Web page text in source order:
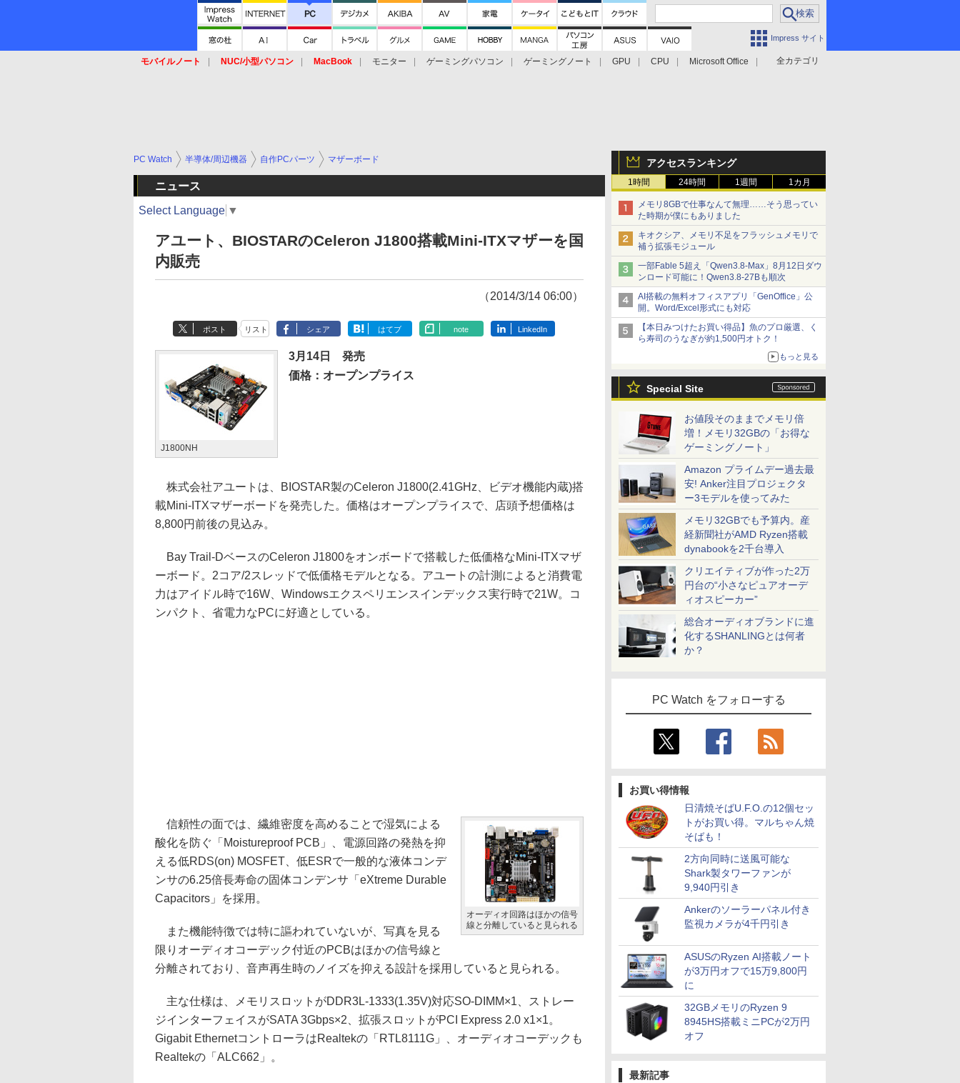
Impress サイト
全カテゴリ
モバイルノート NUC/小型パソコン MacBook モニター ゲーミングパソコン ゲーミングノート GPU CPU
Microsoft Office
アクセスランキング
1時間 24時間 1週間 1カ月
メモリ8GBで仕事なんて無理……そう思ってい
た時期が僕にもありました
キオクシア、メモリ不足をフラッシュメモリで
補う拡張モジュール
一部Fable 5超え「Qwen3.8-Max」8月12日ダウ
ンロード可能に！Qwen3.8-27Bも順次
AI搭載の無料オフィスアプリ「GenOffice」公
開。Word/Excel形式にも対応
【本日みつけたお買い得品】魚のプロ厳選、く
ら寿司のうなぎが約1,500円オトク！
もっと見る
Special Site
お値段そのままでメモリ倍
増！メモリ32GBの「お得な
ゲーミングノート」
Amazon プライムデー過去最
安! Anker注目プロジェクタ
ー3モデルを使ってみた
メモリ32GBでも予算内。産
経新聞社がAMD Ryzen搭載
dynabookを2千台導入
クリエイティブが作った2万
円台の“小さなピュアオーデ
ィオスピーカー”
総合オーディオブランドに進
化するSHANLINGとは何者
か？
PC Watch をフォローする
お買い得情報
日清焼そばU.F.O.の12個セッ
トがお買い得。マルちゃん焼
そばも！
2方向同時に送風可能な
Shark製タワーファンが
9,940円引き
Ankerのソーラーパネル付き
監視カメラが4千円引き
ASUSのRyzen AI搭載ノート
が3万円オフで15万9,800円
に
32GBメモリのRyzen 9
8945HS搭載ミニPCが2万円
オフ
最新記事
PC Watch 半導体/周辺機器 自作PCパーツ マザーボード
ニュース
Select Language ▼
アユート、BIOSTARのCeleron J1800搭載Mini-ITXマザーを国
内販売
（2014/3/14 06:00）
ポスト リスト シェア はてブ note LinkedIn
J1800NH
3月14日 発売
価格：オープンプライス
株式会社アユートは、BIOSTAR製のCeleron J1800(2.41GHz、ビデオ機能内蔵)搭
載Mini-ITXマザーボードを発売した。価格はオープンプライスで、店頭予想価格は
8,800円前後の見込み。
Bay Trail-DベースのCeleron J1800をオンボードで搭載した低価格なMini-ITXマザ
ーボード。2コア/2スレッドで低価格モデルとなる。アユートの計測によると消費電
力はアイドル時で16W、Windowsエクスペリエンスインデックス実行時で21W。コ
ンパクト、省電力なPCに好適としている。
オーディオ回路はほかの信号
線と分離していると見られる
信頼性の面では、繊維密度を高めることで湿気による
酸化を防ぐ「Moistureproof PCB」、電源回路の発熱を抑
える低RDS(on) MOSFET、低ESRで一般的な液体コンデ
ンサの6.25倍長寿命の固体コンデンサ「eXtreme Durable
Capacitors」を採用。
また機能特徴では特に謳われていないが、写真を見る
限りオーディオコーデック付近のPCBはほかの信号線と
分離されており、音声再生時のノイズを抑える設計を採用していると見られる。
主な仕様は、メモリスロットがDDR3L-1333(1.35V)対応SO-DIMM×1、ストレー
ジインターフェイスがSATA 3Gbps×2、拡張スロットがPCI Express 2.0 x1×1。
Gigabit EthernetコントローラはRealtekの「RTL8111G」、オーディオコーデックも
Realtekの「ALC662」。